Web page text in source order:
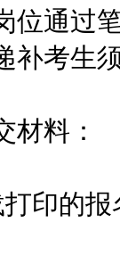
位通过
补考生
料：
的报